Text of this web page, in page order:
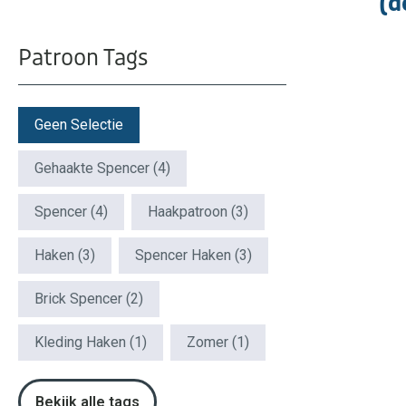
Patroon Tags
Patroon Tags
Geen Selectie
Gehaakte Spencer (4)
Spencer (4) Haakpatroon (3)
Haken (3) Spencer Haken (3)
Brick Spencer (2)
Kleding Haken (1) Zomer (1)
Bekijk alle tags